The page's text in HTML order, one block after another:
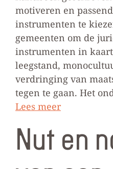
motiveren en
instrumenten te
gemeenten om de
instrumenten in
leegstand,
verdringing van
tegen te gaan. Het
Lees meer
Nut en